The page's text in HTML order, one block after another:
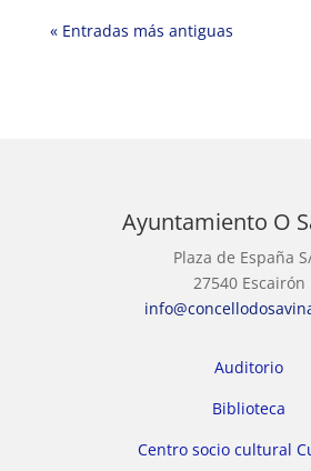
« Entradas más antiguas
Ayuntamiento O
Plaza de España
27540 Escairón
Auditorio
Biblioteca
Centro socio cultural